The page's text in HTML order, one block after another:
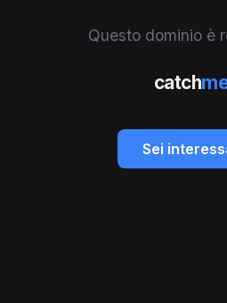
Questo dominio è
catch
Sei